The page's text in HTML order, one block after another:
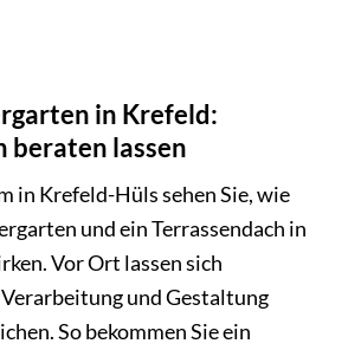
in Krefeld:
beraten lassen
in Krefeld-Hüls sehen Sie, wie
und ein Terrassendach in
Vor Ort lassen sich
und Gestaltung
So bekommen Sie ein